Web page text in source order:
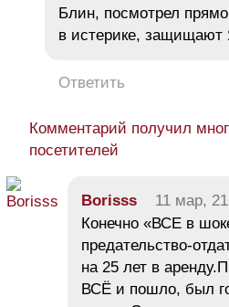
Блин, посмотрел
в истерике, защищают
Ответить
Комментарий получил
посетителей
Borisss 11 мар,
Конечно «ВСЕ в
предательство-
на 25 лет в
ВСЁ и пошло, был